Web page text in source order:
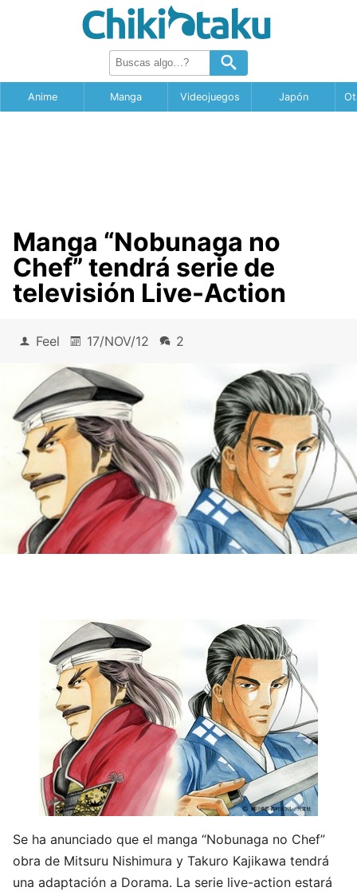
Anime Manga Videojuegos Japón
Manga “Nobunaga no
Chef” tendrá serie de
televisión Live-Action
Feel 17/NOV/12 2
Se ha anunciado que el manga “Nobunaga no Chef”
obra de Mitsuru Nishimura y Takuro Kajikawa tendrá
una adaptación a Dorama. La serie live-action estará